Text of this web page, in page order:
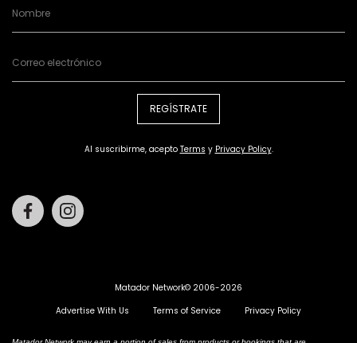
REGÍSTRATE
Al suscribirme, acepto Terms y Privacy Policy.
Facebook
Matador Network© 2006-2026
Advertise With Us
Terms of Service Privacy Policy